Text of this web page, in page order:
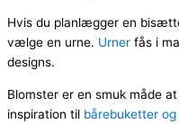
Hvis du planlægger en
vælge en urne. Urner fås i
designs.
Blomster er en smuk måde
inspiration til bårebuketter